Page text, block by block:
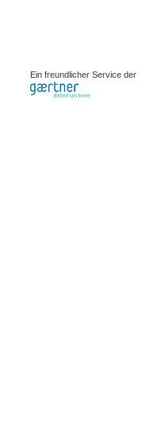
Ein freundlicher Service der